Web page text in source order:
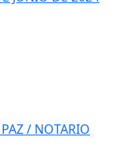
/ NOTARIO